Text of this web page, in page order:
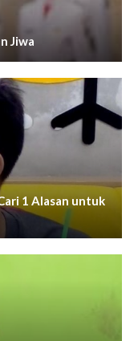
Jiwa
1 Alasan untuk